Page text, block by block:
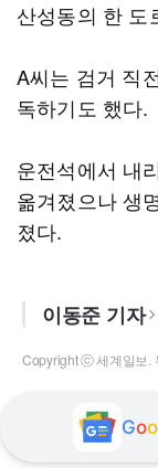
산성동의 한 도
A씨는 검거 직
독하기도 했다.
운전석에서 내
옮겨졌으나 생
졌다.
이동준 기자
Copyright ⓒ 세계일보.
Goo